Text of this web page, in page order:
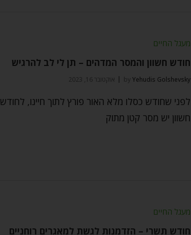
מעגל החיים
חודש חשוון והמסר המדהים – תן לי לב להרגיש
by Yehudis Golshevsky אוקטובר 16, 2023
לפני שחודש כסלו מלא האור פורץ לתוך חיינו, לחודש
חשוון יש מסר קטן מתוק
מעגל החיים
חודש תשרי – הזדמנות לגשת למאגרים רוחניים